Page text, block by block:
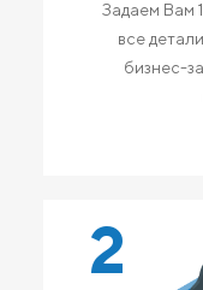
Задаем Вам
все
бизнес-
2